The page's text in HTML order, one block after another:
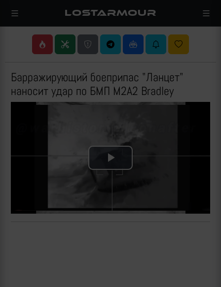
LOSTARMOUR
Барражирующий боеприпас "Ланцет"
наносит удар по БМП M2A2 Bradley
Play